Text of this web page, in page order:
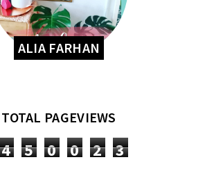
ALIA FARHAN
TOTAL PAGEVIEWS
4 5 0 0 2 3